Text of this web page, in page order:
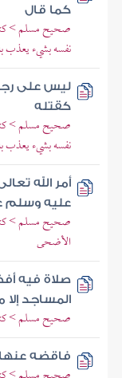
كما قال
صحيح مسلم >
نفسه بشيء يعذب
ليس على
كقتله
صحيح مسلم >
نفسه بشيء يعذب
أمر الله
عليه وسلم
صحيح مسلم >
الأضحى
صلاة فيه
المساجد
صحيح مسلم >
فاقضه عنها